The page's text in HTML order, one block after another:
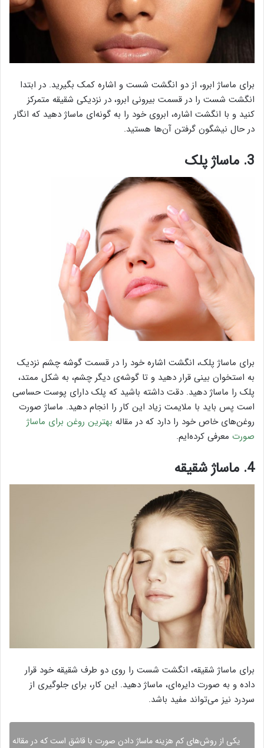
برای ماساژ ابرو، از دو انگشت شست و اشاره کمک بگیرید. در ابتدا
انگشت شست را در قسمت بیرونی ابرو، در نزدیکی شقیقه متمرکز
کنید و با انگشت اشاره، ابروی خود را به گونه‌ای ماساژ دهید که انگار
در حال نیشگون گرفتن آن‌ها هستید.
3. ماساژ پلک
برای ماساژ پلک، انگشت اشاره خود را در قسمت گوشه چشم نزدیک
به استخوان بینی قرار دهید و تا گوشه‌ی دیگر چشم، به شکل ممتد،
پلک را ماساژ دهید. دقت داشته باشید که پلک دارای پوست حساسی
است پس باید با ملایمت زیاد این کار را انجام دهید. ماساژ صورت
روغن‌های خاص خود را دارد که در مقاله بهترین روغن برای ماساژ
صورت معرفی کرده‌ایم.
4. ماساژ شقیقه
برای ماساژ شقیقه، انگشت شست را روی دو طرف شقیقه خود قرار
داده و به صورت دایره‌ای، ماساژ دهید. این کار، برای جلوگیری از
سردرد نیز می‌تواند مفید باشد.
یکی از روش‌های کم هزینه ماساژ دادن صورت با قاشق است که در مقاله